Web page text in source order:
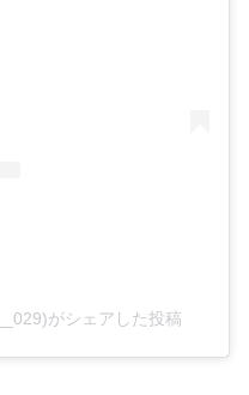
がシェアした投稿